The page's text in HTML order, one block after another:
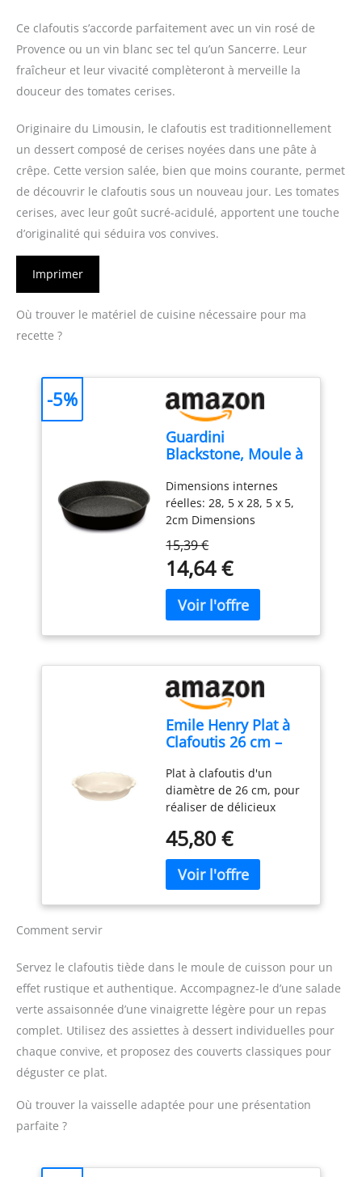
Ce clafoutis s’accorde parfaitement avec un vin rosé de
Provence ou un vin blanc sec tel qu’un Sancerre. Leur
fraîcheur et leur vivacité complèteront à merveille la
douceur des tomates cerises.
Originaire du Limousin, le clafoutis est traditionnellement
un dessert composé de cerises noyées dans une pâte à
crêpe. Cette version salée, bien que moins courante, permet
de découvrir le clafoutis sous un nouveau jour. Les tomates
cerises, avec leur goût sucré-acidulé, apportent une touche
d’originalité qui séduira vos convives.
Imprimer
Où trouver le matériel de cuisine nécessaire pour ma
recette ?
Guardini
Blackstone, Moule à
acier avec
revêtement anti-
adhérent, couleur «
black-stone »
Dimensions internes
réelles: 28, 5 x 28, 5 x 5,
2cm Dimensions
x 28, 5 x 5, 2cm Moule
adapté pour friteuse à
air, vérifiez la taille de
l'article avec le panier de
votre friteuse Guardini
15,39 €
14,64 €
-5%
Emile Henry Plat à
Clafoutis 26 cm –
Résistance Beige
Argile – Cuisson
Moelleuse et Dorée
– Fabriqué en
France
Plat à clafoutis d'un
diamètre de 26 cm, pour
réaliser de délicieux
apple-pie, gâteau aux
pommes et au pain
d'épice… Grâce à son
email résistant de grande
qualité, vous pouvez
rayer. Fabriqué en
céramique, ce matériau
permet une cuisson
homogène pour des plats
cuits à cœur et
savoureux; à table, la
Comme tous les produits
France et bénéficie d'une
45,80 €
Comment servir
Servez le clafoutis tiède dans le moule de cuisson pour un
effet rustique et authentique. Accompagnez-le d’une salade
verte assaisonnée d’une vinaigrette légère pour un repas
complet. Utilisez des assiettes à dessert individuelles pour
chaque convive, et proposez des couverts classiques pour
déguster ce plat.
Où trouver la vaisselle adaptée pour une présentation
parfaite ?